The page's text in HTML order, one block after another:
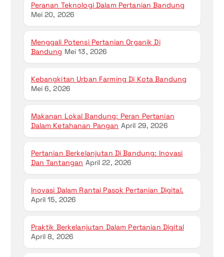
Peranan Teknologi Dalam Pertanian Bandung
Mei 20, 2026
Menggali Potensi Pertanian Organik Di
Bandung Mei 13, 2026
Kebangkitan Urban Farming Di Kota Bandung
Mei 6, 2026
Makanan Lokal Bandung: Peran Pertanian
Dalam Ketahanan Pangan April 29, 2026
Pertanian Berkelanjutan Di Bandung: Inovasi
Dan Tantangan April 22, 2026
Inovasi Dalam Rantai Pasok Pertanian Digital.
April 15, 2026
Praktik Berkelanjutan Dalam Pertanian Digital
April 8, 2026